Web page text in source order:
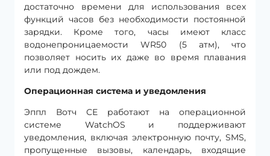
достаточно времени для использования всех
функций часов без необходимости постоянной
зарядки. Кроме того, часы имеют класс
водонепроницаемости WR50 (5 атм), что
позволяет носить их даже во время плавания
или под дождем.
Операционная система и уведомления
Эппл Вотч СЕ работают на операционной
системе WatchOS и поддерживают
уведомления, включая электронную почту, SMS,
пропущенные вызовы, календарь, входящие